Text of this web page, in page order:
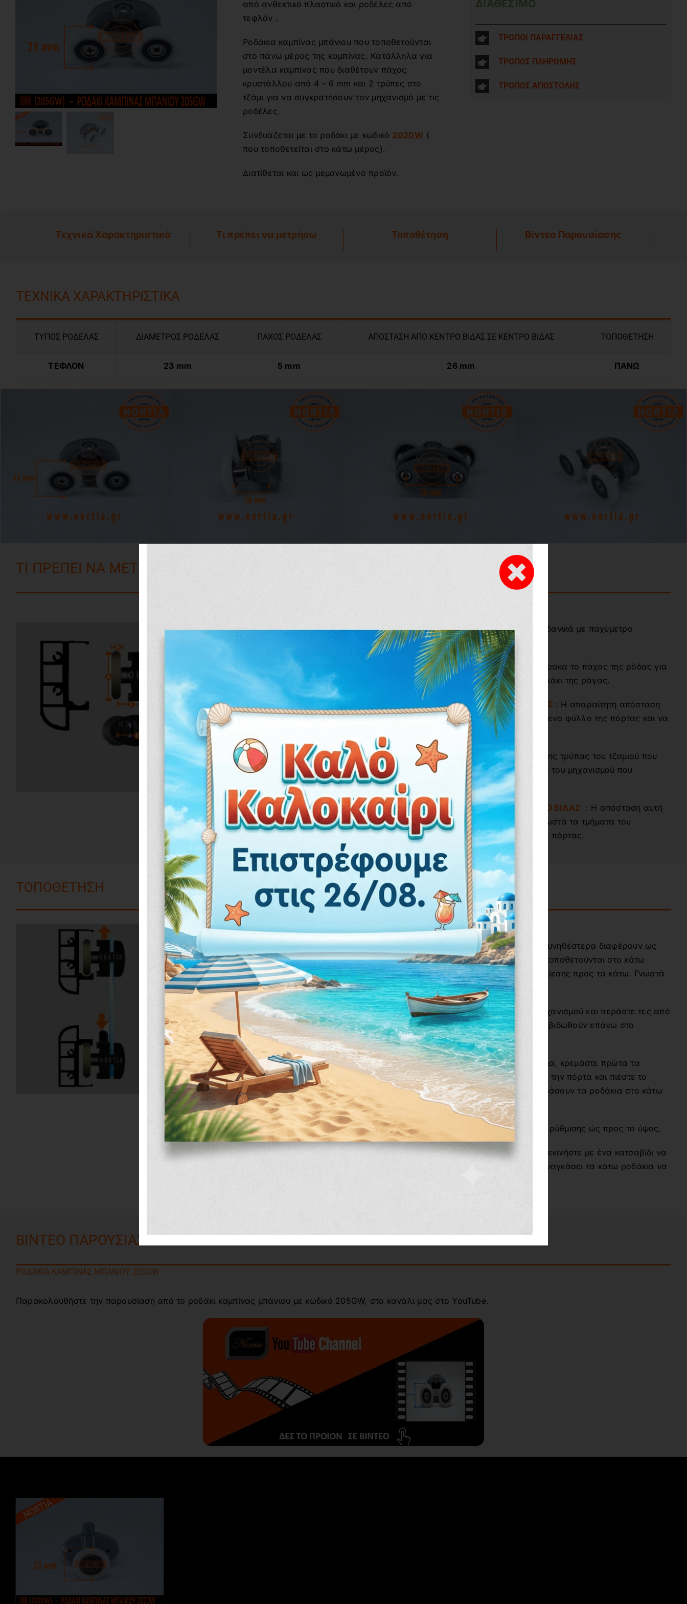
από ανθεκτικό πλαστικό και ροδέλες από
τεφλόν .
Ροδάκια καμπίνας μπάνιου που τοποθετούνται
στο πάνω μέρος της καμπίνας. Κατάλληλα για
μοντέλα καμπίνας που διαθέτουν πάχος
κρυστάλλου από 4 – 6 mm και 2 τρύπες στο
τζάμι για να συγκρατήσουν τον μηχανισμό με τις
ροδέλες.
Συνδυάζεται με το ροδάκι με κωδικό 202DW (
που τοποθετείται στο κάτω μέρος).
Διατίθεται και ως μεμονωμένο προϊόν.
ΔΙΑΘΕΣΙΜΟ
ΤΡΟΠΟΙ ΠΑΡΑΓΓΕΛΙΑΣ
ΤΡΟΠΟΣ ΠΛΗΡΩΜΗΣ
ΤΡΟΠΟΣ ΑΠΟΣΤΟΛΗΣ
Τεχνικά Χαρακτηριστικά Τι πρέπει να μετρήσω Τοποθέτηση Βίντεο Παρουσίασης
ΤΕΧΝΙΚΑ ΧΑΡΑΚΤΗΡΙΣΤΙΚΑ
ΤΥΠΟΣ ΡΟΔΕΛΑΣ ΔΙΑΜΕΤΡΟΣ ΡΟΔΕΛΑΣ ΠΑΧΟΣ ΡΟΔΕΛΑΣ ΑΠΟΣΤΑΣΗ ΑΠΟ ΚΕΝΤΡΟ ΒΙΔΑΣ ΣΕ ΚΕΝΤΡΟ ΒΙΔΑΣ ΤΟΠΟΘΕΤΗΣΗ
ΤΕΦΛΟΝ 23 mm 5 mm 26 mm ΠΑΝΩ
ΤΙ ΠΡΕΠΕΙ ΝΑ ΜΕΤΡΗΣΩ
Α. ΔΙΑΜΕΤΡΟΣ ΡΟΔΕΛΑΣ: Με ένα χάρακα ή ιδανικά με παχύμετρο
μετρήστε το ύψος της ροδέλας.
ΠΑΧΟΣ ΡΟΔΕΛΑΣ: Μετρήστε με τον ίδιο χάρακα το πάχος της ρόδας για
την εξασφάλιση ότι η ρόδα χωρά μέσα στο αυλάκι της ράγας.
ΜΗΚΟΣ ΑΞΟΝΑ ΑΠΟ ΤΟ ΠΙΣΩ ΜΕΡΟΣ ΡΟΔΑΣ : Η απαραίτητη απόσταση
που χρειάζεται για να κινείται ομαλά το κινούμενο φύλλο της πόρτας και να
μην προσκρούει πάνω στα σταθερά φύλλα.
Δ.ΑΝΟΙΓΜΑ ΤΡΥΠΑΣ ΤΖΑΜΙΟΥ
: Το άνοιγμα της τρύπας του τζαμιού που
χρειάζεται για να περάσουν ομαλά τα τμήματα του μηχανισμού που
συγκρατούν την πόρτα.
Ε.ΑΠΟΣΤΑΣΗ ΑΠΟ ΚΕΝΤΡΟ ΒΙΔΑΣ ΣΕ ΚΕΝΤΡΟ ΒΙΔΑΣ : Η απόσταση αυτή
είναι βασικός συντελεστής για να περάσουν σωστά τα τμήματα του
μηχανισμού από τις δυο τρύπες του τζαμιού της πόρτας.
ΤΟΠΟΘΕΤΗΣΗ
Τα ροδάκια καμπίνας μπάνιου διπλής τρύπας συνηθέστερα διαφέρουν ως
προς το σημείο τοποθέτησης. Τα ροδάκια που τοποθετούνται στο κάτω
μέρος της πόρτας συνήθως διαθέτουν κουμπί πίεσης προς τα κάτω. Γνωστά
και ως τύπου easy clean.
Αφαιρέστε τις βίδες από το πίσω μέρος του μηχανισμού και περάστε τες από
το πίσω μέρος των οπών του τζαμιού, ώστε να βιδωθούν επάνω στο
μηχανισμό και να συγκρατηθεί η πόρτα.
Μόλις τοποθετηθούν όλα τα ροδάκια στα τζάμια, κρεμάστε πρώτα τα
ροδάκια στην πάνω ράγα και έπειτα πλησιάστε την πόρτα και πιέστε το
κουμπί απασφάλισης προς τα κάτω, για να περάσουν τα ροδάκια στο κάτω
αυλάκι.
Συνήθως τα πάνω ροδάκια διαθέτουν σύστημα ρύθμισης ώς προς το ύψος.
Εφόσον τα κάτω ροδάκια δεν κυλάνε σωστά, ξεκινήστε με ένα κατσαβίδι να
ανεβάζετε τα πάνω ροδάκια. Κίνηση που θα αναγκάσει τα κάτω ροδάκια να
κυλήσουν ομαλά στο αυλάκι της ντουζιέρας.
ΒΙΝΤΕΟ ΠΑΡΟΥΣΙΑΣΗΣ
ΡΟΔΑΚΙΑ ΚΑΜΠΙΝΑΣ ΜΠΑΝΙΟΥ 205GW
Παρακολουθήστε την παρουσίαση από το ροδάκι καμπίνας μπάνιου με κωδικό 205GW, στο κανάλι μας στο YouTube.